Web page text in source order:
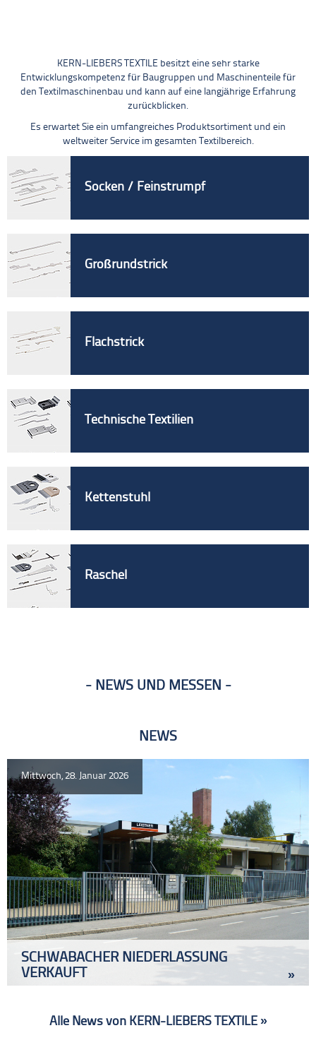
KERN-LIEBERS TEXTILE besitzt eine sehr starke
Entwicklungskompetenz für Baugruppen und Maschinenteile für
den Textilmaschinenbau und kann auf eine langjährige Erfahrung
zurückblicken.
Es erwartet Sie ein umfangreiches Produktsortiment und ein
weltweiter Service im gesamten Textilbereich.
Socken / Feinstrumpf
Großrundstrick
Flachstrick
Technische Textilien
Kettenstuhl
Raschel
NEWS UND MESSEN
NEWS
Mittwoch, 28. Januar 2026
SCHWABACHER NIEDERLASSUNG
VERKAUFT
»
Alle News von KERN-LIEBERS TEXTILE »